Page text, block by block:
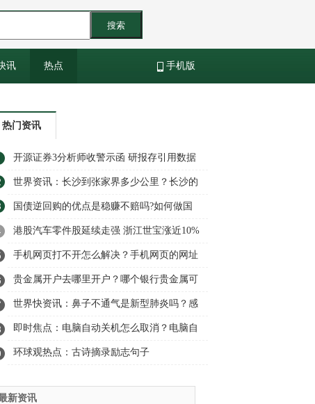
搜索
讯 热点 手机版
热门资讯
开源证券3分析师收警示函 研报存引用数据
错误等问题|全球报资讯
世界资讯：长沙到张家界多少公里？长沙的
旅游景点有哪些地方？
国债逆回购的优点是稳赚不赔吗?如何做国
债逆回购
港股汽车零件股延续走强 浙江世宝涨近10%
手机网页打不开怎么解决？手机网页的网址
在哪里找？ 天天即时
贵金属开户去哪里开户？哪个银行贵金属可
以开户|全球速递
世界快资讯：鼻子不通气是新型肺炎吗？感
觉鼻子不通气呼吸困难怎么办？
即时焦点：电脑自动关机怎么取消？电脑自
动关机怎么设置？
环球观热点：古诗摘录励志句子
新资讯